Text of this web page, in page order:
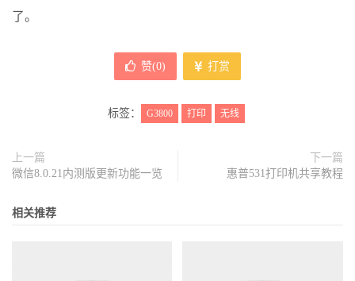
了。
赞(0) 打赏
标签： G3800 打印 无线
上一篇
微信8.0.21内测版更新功能一览
下一篇
惠普531打印机共享教程
相关推荐